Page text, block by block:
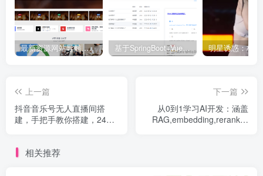
最新资源网站导航,让你的资源爆满！推荐5个优质互联网资源分享网站 基于SpringBoot+Vue.js智能考试系统(源码+文档+视频+包运行)
上一篇
抖音音乐号无人直播间搭
建，手把手教你搭建，24小
下一篇
从0到1学习AI开发：涵盖
RAG,embedding,rerank等
相关推荐